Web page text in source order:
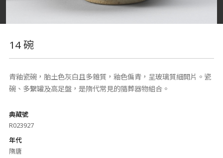
14 碗
青釉瓷碗，胎土色灰白且多雜質，釉色偏青，呈玻璃質細開片。瓷
碗、多繫罐及高足盤，是隋代常見的隨葬器物組合。
典藏號
R023927
年代
隋唐